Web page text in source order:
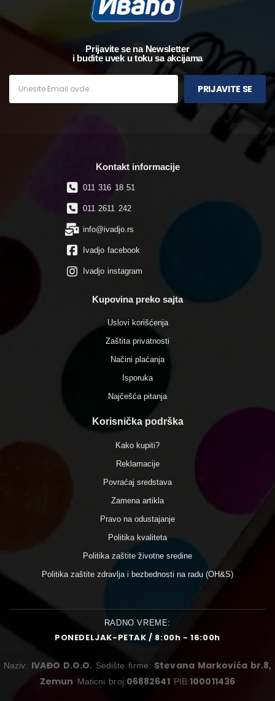
Prijavite se na Newsletter
i budite uvek u toku sa akcijama
PRIJAVITE SE
Kontakt informacije
011 316 18 51
011 2611 242
info@ivadjo.rs
Ivadjo facebook
Ivadjo instagram
Kupovina preko sajta
Uslovi korišćenja
Zaštita privatnosti
Načini plaćanja
Isporuka
Najčešća pitanja
Korisnička podrška
Kako kupiti?
Reklamacije
Povraćaj sredstava
Zamena artikla
Pravo na odustajanje
Politika kvaliteta
Politika zaštite životne sredine
Politika zaštite zdravlja i bezbednosti na radu (OH&S)
RADNO VREME:
PONEDELJAK-PETAK / 8:00h - 16:00h
Naziv: IVAĐO D.O.O. Sedište firme: Stevana Markovića br.8,
Zemun Maticni broj:06882641PIB:100011436